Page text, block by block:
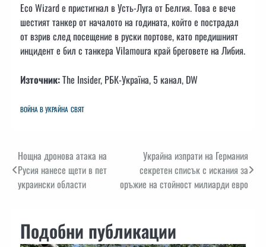
Eco Wizard е пристигнал в Усть-Луга от Белгия. Това е вече
шестият танкер от началото на годината, който е пострадал
от взрив след посещение в руски портове, като предишният
инцидент е бил с танкера Vilamoura край бреговете на Либия.
Източник:The Insider, РБК-Україна, 5 канал, DW
ВОЙНА В УКРАЙНА СВЯТ
Навигация
Нощна дронова атака на
Русия нанесе щети в пет
украински области
Украйна изпрати на Германия
секретен списък с искания за
оръжие на стойност милиарди евро
Подобни публикации